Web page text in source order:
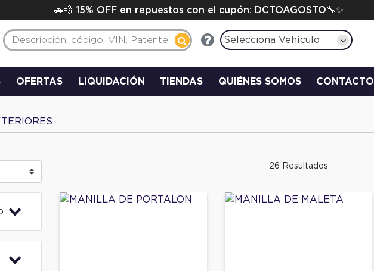
🚗💨 15% OFF en repuestos con el cupón: DCTOAGOSTO🔧✨
Selecciona Vehículo
OFERTAS LIQUIDACIÓN TIENDAS QUIÉNES SOMOS CONTACTO
26 Resultados